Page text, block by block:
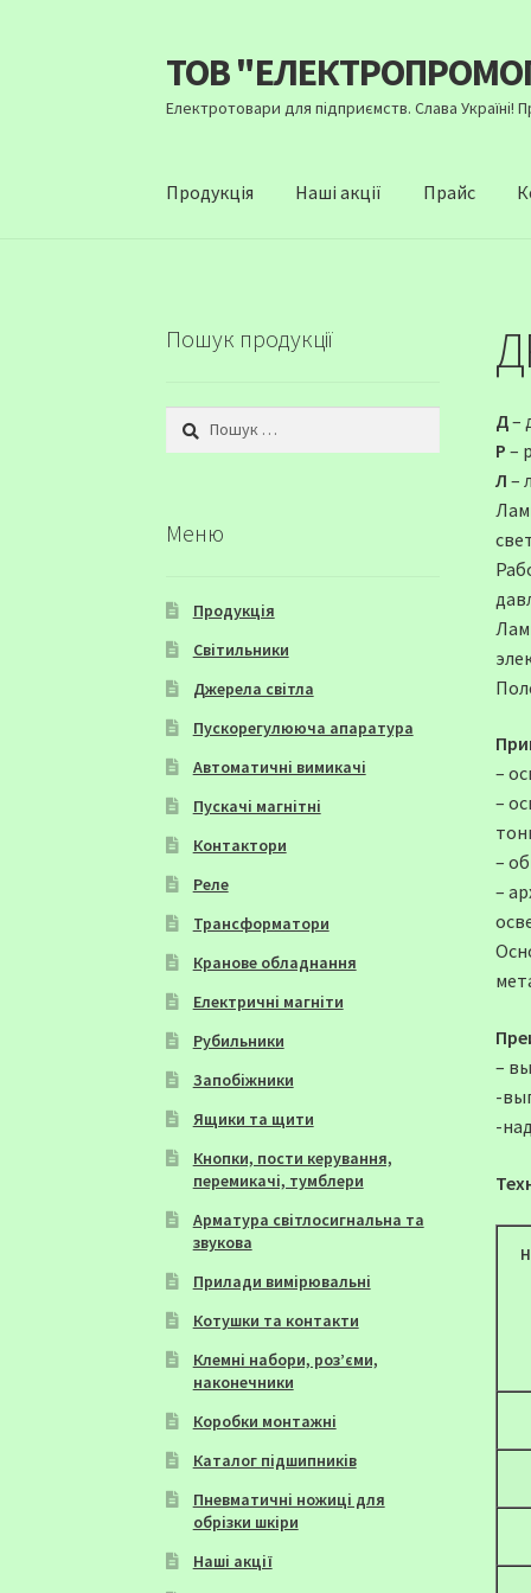
Перейти
до
навігації
Перейти
до
вмісту
ТОВ
Електротовари для підприємств. Слава Україні!
Продукція Наші акції Прайс
Д–
Р –
Л –
–
–
–
–
–
-
-
Пошук продукції
Пошук:
Меню
Продукція
Світильники
Джерела світла
Пускорегулююча апаратура
Автоматичні вимикачі
Пускачі магнітні
Контактори
Реле
Трансформатори
Кранове обладнання
Електричні магніти
Рубильники
Запобіжники
Ящики та щити
Кнопки, пости керування,
перемикачі, тумблери
Арматура світлосигнальна та
звукова
Прилади вимірювальні
Котушки та контакти
Клемні набори, роз’єми,
наконечники
Коробки монтажні
Каталог підшипників
Пневматичні ножиці для
обрізки шкіри
Наші акції